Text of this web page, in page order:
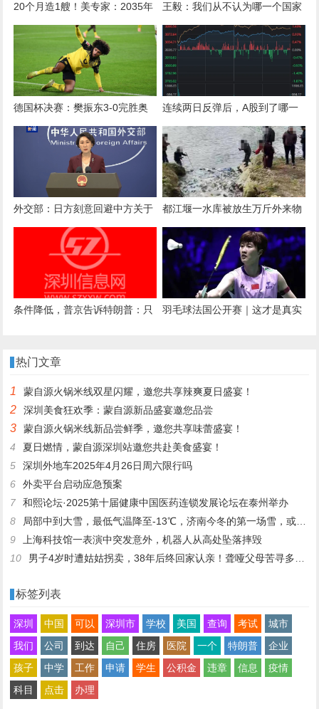
20个月造1艘！美专家：2035年
中国坐拥7艘航母，在太平洋超
王毅：我们从不认为哪一个国家
可以充当国际警察
德国杯决赛：樊振东3-0完胜奥
恰洛夫，萨尔布吕肯大比分1-0
领先背后的故事与战术分析
连续两日反弹后，A股到了哪一
步？明天，注意这个变化
外交部：日方刻意回避中方关于
收回错误言论要求 企图蒙混过关
都江堰一水库被放生万斤外来物
种埃及塘鲺？官方澄清：已进行
阻止和打捞，经鉴定是本地八须
鲶
条件降低，普京告诉特朗普：只
火？
羽毛球法国公开赛｜这才是真实
热门文章
1 蒙自源火锅米线双星闪耀，邀您共享辣爽夏日盛宴！
2 深圳美食狂欢季：蒙自源新品盛宴邀您品尝
3
蒙自源火锅米线新品尝鲜季，邀您共享味蕾盛宴！
4
夏日燃情，蒙自源深圳站邀您共赴美食盛宴！
5
深圳外地车2025年4月26日周六限行吗
6
外卖平台启动应急预案
7
和熙论坛·2025第十届健康中国医药连锁发展论坛在泰州举办
8
局部中到大雪，最低气温降至-13℃，济南今冬的第一场雪，或跟去年同一时间！
9
上海科技馆一表演中突发意外，机器人从高处坠落摔毁
10
男子4岁时遭姑姑拐卖，38年后终回家认亲！聋哑父母苦寻多年，母亲已抱憾离世丨红星寻人
标签列表
深圳 中国 可以 深圳市 学校 美国 查询 考试
城市
我们
公司 到达 自己 住房 医院 一个 特朗普
企业
孩子
中学 工作 申请 学生 公积金 违章 信息
疫情
科目
点击 办理